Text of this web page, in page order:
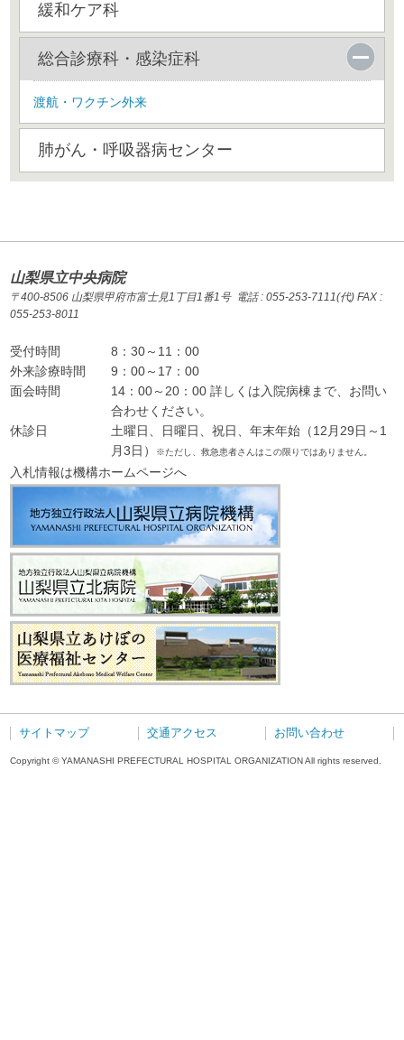
緩和ケア科
総合診療科・感染症科
渡航・ワクチン外来
肺がん・呼吸器病センター
山梨県立中央病院
〒400-8506 山梨県甲府市富士見1丁目1番1号 電話 : 055-253-7111(代) FAX :
055-253-8011
受付時間
8：30～11：00
外来診療時間
9：00～17：00
面会時間
14：00～20：00 詳しくは入院病棟まで、お問い
合わせください。
休診日
土曜日、日曜日、祝日、年末年始（12月29日～1
月3日）
※ただし、救急患者さんはこの限りではありません。
入札情報は機構ホームページへ
サイトマップ 交通アクセス お問い合わせ
Copyright © YAMANASHI PREFECTURAL HOSPITAL ORGANIZATION All rights reserved.